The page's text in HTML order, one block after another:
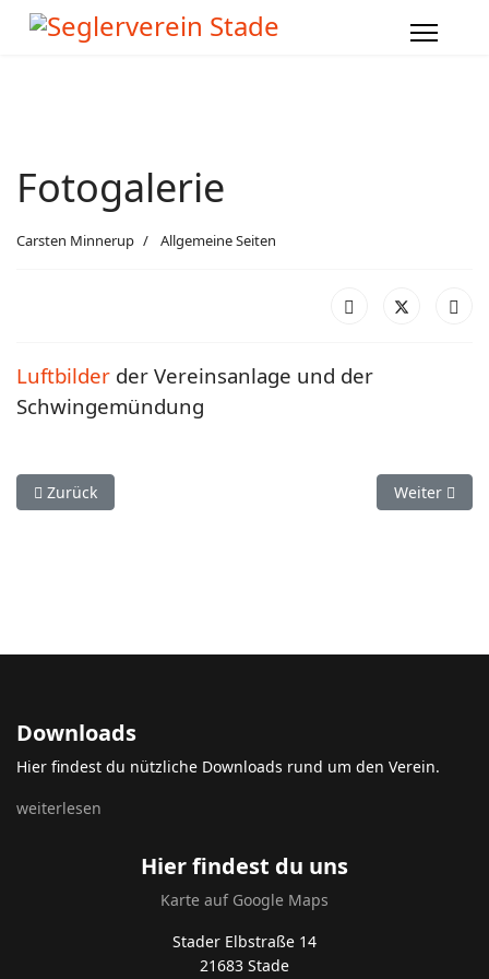
Fotogalerie
Carsten Minnerup Allgemeine Seiten
Luftbilder der Vereinsanlage und der
Schwingemündung
Vorheriger Beitrag: Aktivitäten
Zurück Nächster
Weiter
Downloads
Hier findest du nützliche Downloads rund um den Verein.
weiterlesen
Hier findest du uns
Karte auf Google Maps
Stader Elbstraße 14
21683 Stade